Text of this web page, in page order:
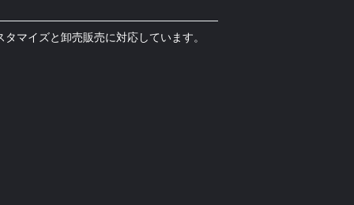
マイズと卸売販売に対応しています。